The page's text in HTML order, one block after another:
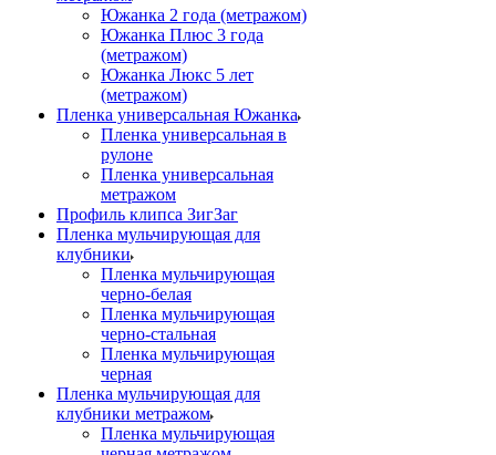
Южанка 2 года (метражом)
Южанка Плюс 3 года
(метражом)
Южанка Люкс 5 лет
(метражом)
Пленка универсальная Южанка
Пленка универсальная в
рулоне
Пленка универсальная
метражом
Профиль клипса ЗигЗаг
Пленка мульчирующая для
клубники
Пленка мульчирующая
черно-белая
Пленка мульчирующая
черно-стальная
Пленка мульчирующая
черная
Пленка мульчирующая для
клубники метражом
Пленка мульчирующая